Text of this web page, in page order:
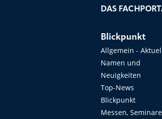
DAS
Blickpunkt
Allgemein -
Namen und
Neuigkeiten
Top-News
Blickpunkt
Messen,